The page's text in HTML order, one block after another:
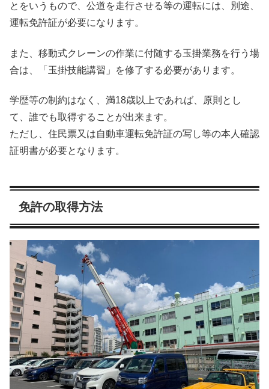
とをいうもので、公道を走行させる等の運転には、別途、
運転免許証が必要になります。
また、移動式クレーンの作業に付随する玉掛業務を行う場
合は、「玉掛技能講習」を修了する必要があります。
学歴等の制約はなく、満18歳以上であれば、原則とし
て、誰でも取得することが出来ます。
ただし、住民票又は自動車運転免許証の写し等の本人確認
証明書が必要となります。
免許の取得方法